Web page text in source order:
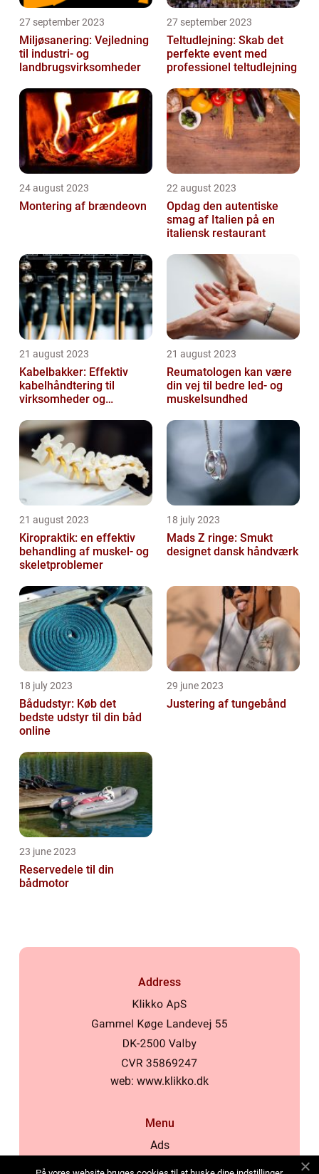
27 september 2023
Miljøsanering: Vejledning
til industri- og
landbrugsvirksomheder
27 september 2023
Teltudlejning: Skab det
perfekte event med
professionel teltudlejning
24 august 2023
Montering af brændeovn
22 august 2023
Opdag den autentiske
smag af Italien på en
italiensk restaurant
21 august 2023
Kabelbakker: Effektiv
kabelhåndtering til
virksomheder og
21 august 2023
Reumatologen kan være
din vej til bedre led- og
muskelsundhed
21 august 2023
Kiropraktik: en effektiv
behandling af muskel- og
skeletproblemer
18 july 2023
Mads Z ringe: Smukt
designet dansk håndværk
18 july 2023
Bådudstyr: Køb det
bedste udstyr til din båd
online
29 june 2023
Justering af tungebånd
23 june 2023
Reservedele til din
bådmotor
Address
web: www.klikko.dk
Menu
Ads